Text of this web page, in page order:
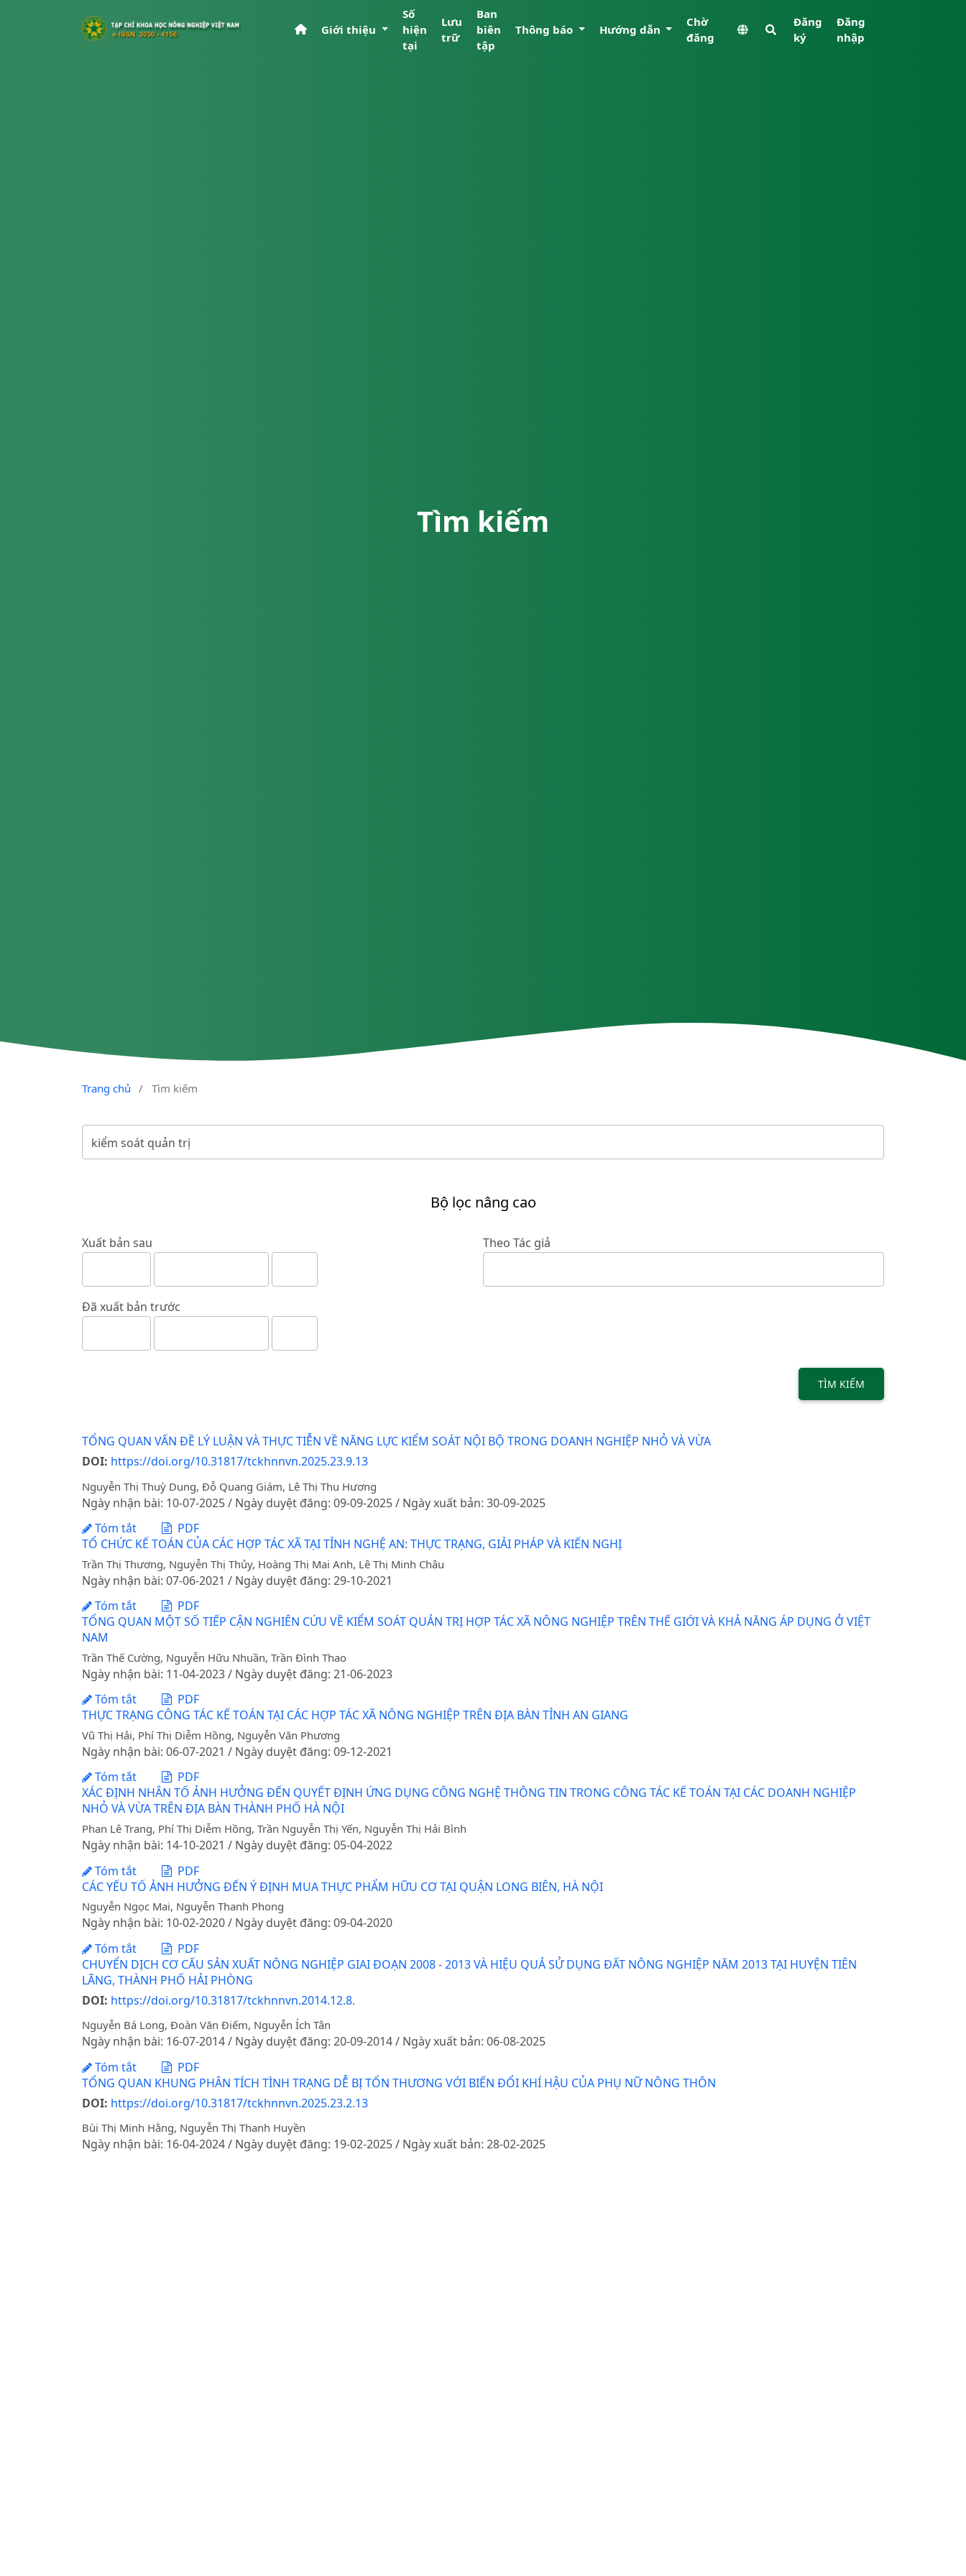
Giới thiệu
Số
hiện
tại
Lưu
trữ
Ban
biên
tập
Thông báo Hướng dẫn
Chờ
đăng
Đăng
ký
Đăng
nhập
Tìm kiếm
Trang chủ / Tìm kiếm
Bộ lọc nâng cao
Xuất bản sau
Đã xuất bản trước
Theo Tác giả
TÌM KIẾM
TỔNG QUAN VẤN ĐỀ LÝ LUẬN VÀ THỰC TIỄN VỀ NĂNG LỰC KIỂM SOÁT NỘI BỘ TRONG DOANH NGHIỆP NHỎ VÀ VỪA
DOI: https://doi.org/10.31817/tckhnnvn.2025.23.9.13
Nguyễn Thị Thuỳ Dung, Đỗ Quang Giám, Lê Thị Thu Hương
Ngày nhận bài: 10-07-2025 / Ngày duyệt đăng: 09-09-2025 / Ngày xuất bản: 30-09-2025
Tóm tắt
PDF
TỔ CHỨC KẾ TOÁN CỦA CÁC HỢP TÁC XÃ TẠI TỈNH NGHỆ AN: THỰC TRẠNG, GIẢI PHÁP VÀ KIẾN NGHỊ
Trần Thị Thương, Nguyễn Thị Thủy, Hoàng Thị Mai Anh, Lê Thị Minh Châu
Ngày nhận bài: 07-06-2021 / Ngày duyệt đăng: 29-10-2021
Tóm tắt
PDF
TỔNG QUAN MỘT SỐ TIẾP CẬN NGHIÊN CỨU VỀ KIỂM SOÁT QUẢN TRỊ HỢP TÁC XÃ NÔNG NGHIỆP TRÊN THẾ GIỚI VÀ KHẢ NĂNG ÁP DỤNG Ở VIỆT
NAM
Trần Thế Cường, Nguyễn Hữu Nhuần, Trần Đình Thao
Ngày nhận bài: 11-04-2023 / Ngày duyệt đăng: 21-06-2023
Tóm tắt
PDF
THỰC TRẠNG CÔNG TÁC KẾ TOÁN TẠI CÁC HỢP TÁC XÃ NÔNG NGHIỆP TRÊN ĐỊA BÀN TỈNH AN GIANG
Vũ Thị Hải, Phí Thị Diễm Hồng, Nguyễn Văn Phương
Ngày nhận bài: 06-07-2021 / Ngày duyệt đăng: 09-12-2021
Tóm tắt
PDF
XÁC ĐỊNH NHÂN TỐ ẢNH HƯỞNG ĐẾN QUYẾT ĐỊNH ỨNG DỤNG CÔNG NGHỆ THÔNG TIN TRONG CÔNG TÁC KẾ TOÁN TẠI CÁC DOANH NGHIỆP
NHỎ VÀ VỪA TRÊN ĐỊA BÀN THÀNH PHỐ HÀ NỘI
Phan Lê Trang, Phí Thị Diễm Hồng, Trần Nguyễn Thị Yến, Nguyễn Thị Hải Bình
Ngày nhận bài: 14-10-2021 / Ngày duyệt đăng: 05-04-2022
Tóm tắt
PDF
CÁC YẾU TỐ ẢNH HƯỞNG ĐẾN Ý ĐỊNH MUA THỰC PHẨM HỮU CƠ TẠI QUẬN LONG BIÊN, HÀ NỘI
Nguyễn Ngọc Mai, Nguyễn Thanh Phong
Ngày nhận bài: 10-02-2020 / Ngày duyệt đăng: 09-04-2020
Tóm tắt
PDF
CHUYỂN DỊCH CƠ CẤU SẢN XUẤT NÔNG NGHIỆP GIAI ĐOẠN 2008 - 2013 VÀ HIỆU QUẢ SỬ DỤNG ĐẤT NÔNG NGHIỆP NĂM 2013 TẠI HUYỆN TIÊN
LÃNG, THÀNH PHỐ HẢI PHÒNG
DOI: https://doi.org/10.31817/tckhnnvn.2014.12.8.
Nguyễn Bá Long, Đoàn Văn Điếm, Nguyễn Ích Tân
Ngày nhận bài: 16-07-2014 / Ngày duyệt đăng: 20-09-2014 / Ngày xuất bản: 06-08-2025
Tóm tắt
PDF
TỔNG QUAN KHUNG PHÂN TÍCH TÌNH TRẠNG DỄ BỊ TỔN THƯƠNG VỚI BIẾN ĐỔI KHÍ HẬU CỦA PHỤ NỮ NÔNG THÔN
DOI: https://doi.org/10.31817/tckhnnvn.2025.23.2.13
Bùi Thị Minh Hằng, Nguyễn Thị Thanh Huyền
Ngày nhận bài: 16-04-2024 / Ngày duyệt đăng: 19-02-2025 / Ngày xuất bản: 28-02-2025